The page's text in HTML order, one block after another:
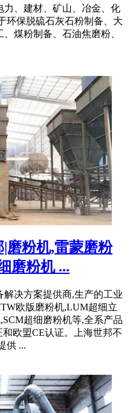
、建材、矿山、冶金、化
环保脱硫石灰石粉制备、大
煤粉制备、石油焦磨粉、
磨粉机,雷蒙磨粉
磨粉机 ...
解决方案提供商,生产的工业
欧版磨粉机,LUM超细立
超细磨粉机等,全系产品
和欧盟CE认证。上海世邦不
供 ...